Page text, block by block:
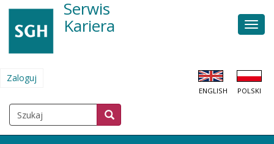
Przejdź
treści
Serwis
Kariera
MENU
UŻYTKOWNIKA
Zaloguj
ENGLISH POLSKI
SZUKAJ
Szukaj Szukaj